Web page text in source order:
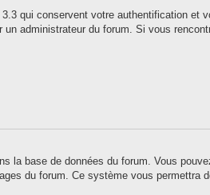
qui conservent votre authentification
administrateur du forum. Si vous
base de données du forum. Vous
du forum. Ce système vous